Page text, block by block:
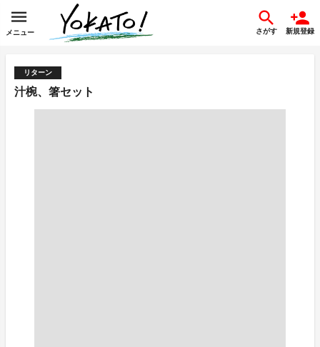
メニュー さがす 新規登録
リターン
汁椀、箸セット